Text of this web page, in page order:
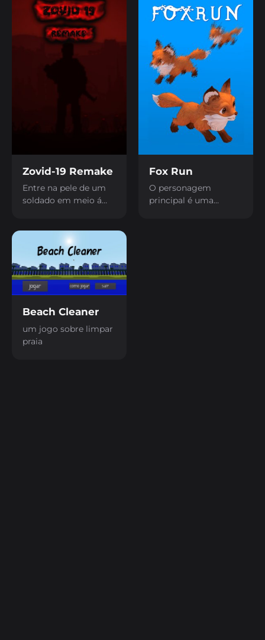
Zovid-19 Remake
Entre na pele de um
soldado em meio á
onde você terá que
cumprir uma missão
que testará os seus
limites!
Fox Run
O personagem
principal é uma
Beach Cleaner
um jogo sobre limpar
praia